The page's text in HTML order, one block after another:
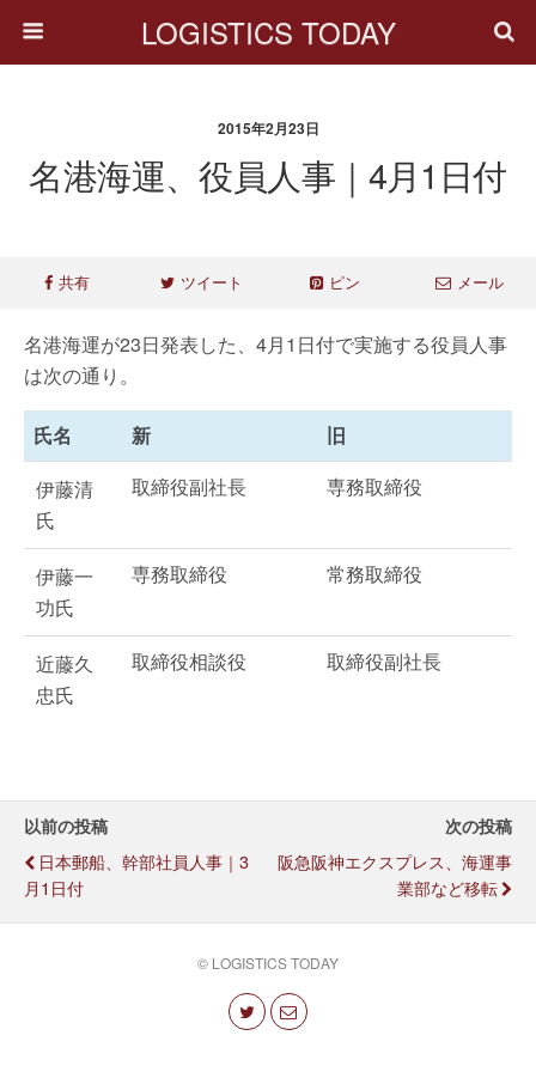
LOGISTICS TODAY
2015年2月23日
名港海運、役員人事｜4月1日付
共有 ツイート ピン メール
名港海運が23日発表した、4月1日付で実施する役員人事
は次の通り。
氏名 新
旧
伊藤清
氏
取締役副社長 専務取締役
伊藤一
功氏
専務取締役 常務取締役
近藤久
忠氏
取締役相談役 取締役副社長
以前の投稿
日本郵船、幹部社員人事｜3
月1日付
次の投稿
阪急阪神エクスプレス、海運事
業部など移転
© LOGISTICS TODAY